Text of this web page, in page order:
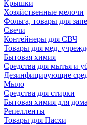
Крышки
Хозяйственные мелочи
Фольга, товары для
Свечи
Контейнеры для СВЧ
Товары для мед.
Бытовая химия
Средства для мытья и
Дезинфицирующие
Мыло
Средства для стирки
Бытовая химия для дома
Репелленты
Товары для Пасхи